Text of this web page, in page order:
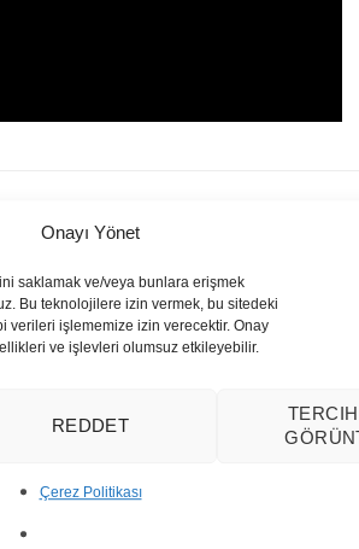
Onayı Yönet
saklamak ve/veya bunlara erişmek
Bu teknolojilere izin vermek, bu sitedeki
verileri işlememize izin verecektir. Onay
ve işlevleri olumsuz etkileyebilir.
REDDET
Çerez Politikası